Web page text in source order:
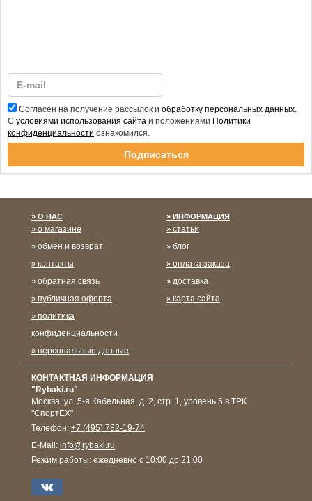
Согласен на получение рассылок и обработку персональных данных
С условиями использования сайта и положениями Политики
конфиденциальности ознакомился.
О НАС
о магазине
обмен и возврат
контакты
обратная связь
публичная оферта
политика
конфиденциальности
персональные данные
ИНФОРМАЦИЯ
статьи
блог
оплата заказа
доставка
карта сайта
КОНТАКТНАЯ ИНФОРМАЦИЯ
"Rybaki.ru"
Москва, ул. 5-я Кабельная, д. 2, стр. 1, уровень 5 в ТРК
"СпортЕХ"
Телефон: +7 (495) 782-19-74
E-Mail: info@rybaki.ru
Режим работы: ежедневно с 10:00 до 21:00